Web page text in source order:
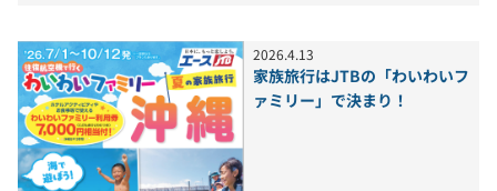
2026.4.13
家族旅行はJTBの「わいわいフ
ァミリー」で決まり！